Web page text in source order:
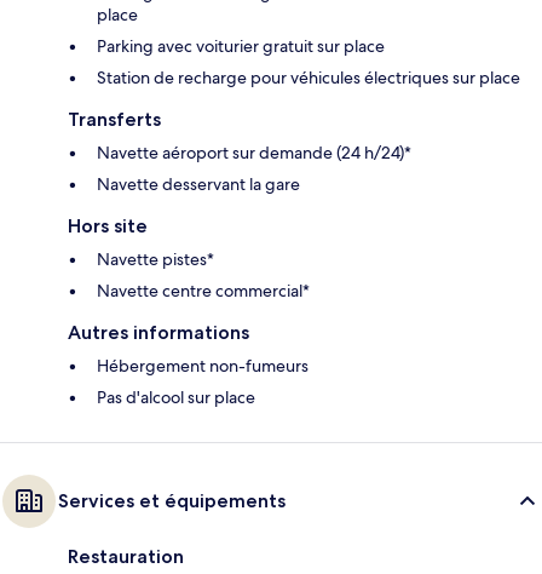
place
Parking avec voiturier gratuit sur place
Station de recharge pour véhicules électriques sur place
Transferts
Navette aéroport sur demande (24 h/24)*
Navette desservant la gare
Hors site
Navette pistes*
Navette centre commercial*
Autres informations
Hébergement non-fumeurs
Pas d'alcool sur place
Services et équipements
Restauration